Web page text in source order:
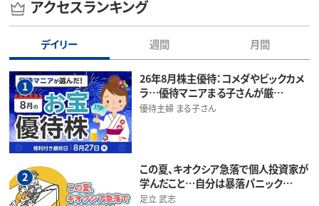
アクセスランキング
デイリー 週間 月間
1
26年8月株主優待：コメダやビックカメ
ラ…優待マニアまる子さんが厳…
優待主婦 まる子さん
2
この夏、キオクシア急落で個人投資家が
学んだこと…自分は暴落パニック…
足立 武志